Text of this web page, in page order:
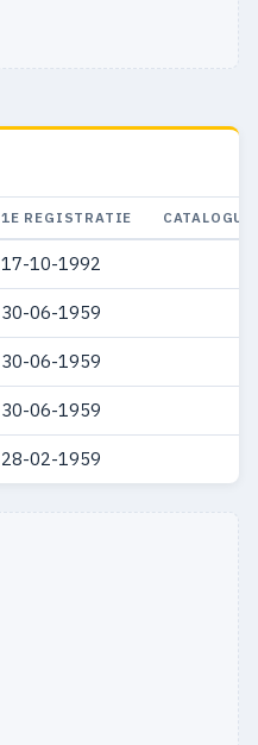
1E REGISTRATIE
17-10-1992
30-06-1959
30-06-1959
30-06-1959
28-02-1959